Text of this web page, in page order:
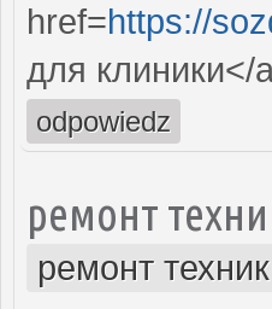
href=https://
для клиники</
odpowiedz
ремонт
ремонт